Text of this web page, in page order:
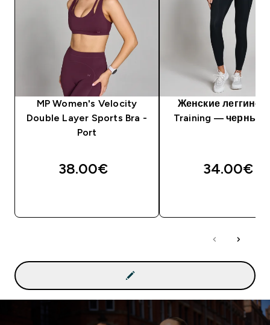
MP Women's Velocity
Double Layer Sports Bra -
Port
38.00€‎
Женские леггинсы
Training — черный
34.00€‎